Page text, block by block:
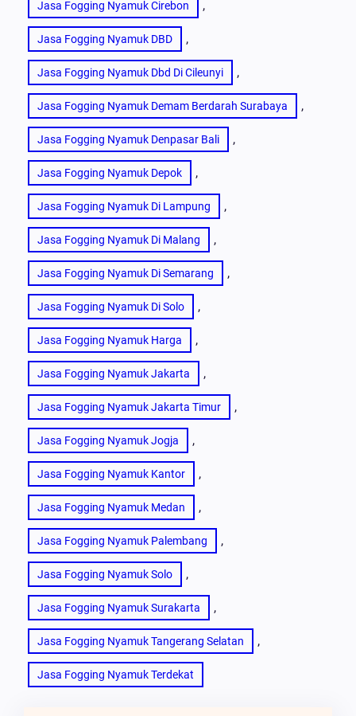
Jasa Fogging Nyamuk Cirebon ,
Jasa Fogging Nyamuk DBD ,
Jasa Fogging Nyamuk Dbd Di Cileunyi ,
Jasa Fogging Nyamuk Demam Berdarah Surabaya ,
Jasa Fogging Nyamuk Denpasar Bali ,
Jasa Fogging Nyamuk Depok ,
Jasa Fogging Nyamuk Di Lampung ,
Jasa Fogging Nyamuk Di Malang ,
Jasa Fogging Nyamuk Di Semarang ,
Jasa Fogging Nyamuk Di Solo ,
Jasa Fogging Nyamuk Harga ,
Jasa Fogging Nyamuk Jakarta ,
Jasa Fogging Nyamuk Jakarta Timur ,
Jasa Fogging Nyamuk Jogja ,
Jasa Fogging Nyamuk Kantor ,
Jasa Fogging Nyamuk Medan ,
Jasa Fogging Nyamuk Palembang ,
Jasa Fogging Nyamuk Solo ,
Jasa Fogging Nyamuk Surakarta ,
Jasa Fogging Nyamuk Tangerang Selatan ,
Jasa Fogging Nyamuk Terdekat